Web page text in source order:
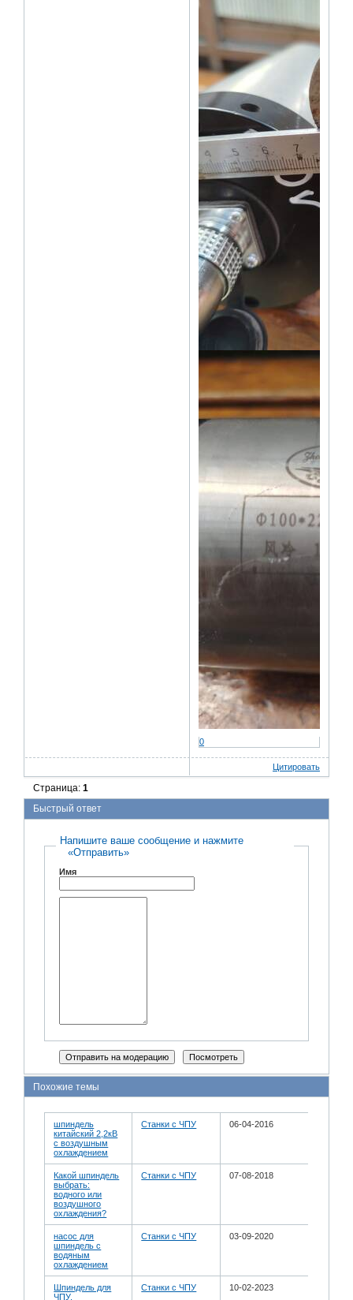
0
Цитировать
Страница:1
Быстрый ответ
Напишите ваше сообщение и нажмите
«Отправить»
Имя
Похожие темы
шпиндель
китайский 2,2кВ
с воздушным
охлаждением
Станки с ЧПУ 06-04-2016
Какой шпиндель
выбрать:
водного или
воздушного
охлаждения?
Станки с ЧПУ 07-08-2018
насос для
шпиндель с
водяным
охлаждением
Станки с ЧПУ 03-09-2020
Шпиндель для
ЧПУ.
Станки с ЧПУ 10-02-2023